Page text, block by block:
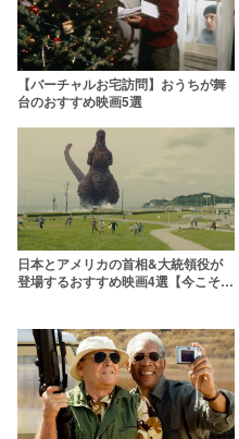
【バーチャルお宅訪問】おうちが舞
台のおすすめ映画5選
日本とアメリカの首相&大統領役が
登場するおすすめ映画4選【今こそ観